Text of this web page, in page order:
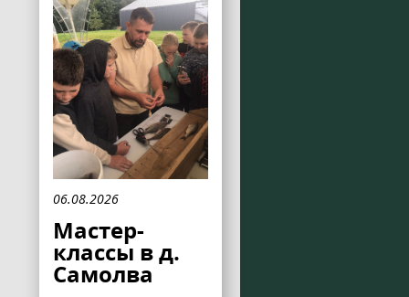
06.08.2026
Мастер-
классы в д.
Самолва